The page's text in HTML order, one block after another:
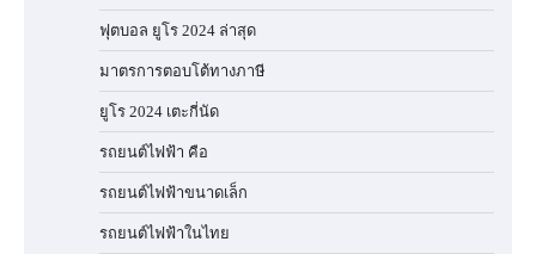
ฟุตบอล ยูโร 2024 ล่าสุด
มาตรการตอบโต้ทางภาษี
ยูโร 2024 เตะกี่นัด
รถยนต์ไฟฟ้า คือ
รถยนต์ไฟฟ้าขนาดเล็ก
รถยนต์ไฟฟ้าในไทย